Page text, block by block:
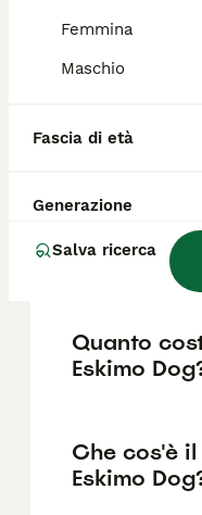
Femmina
Maschio
Fascia di età
Generazione
Salva ricerca
esercitato a
good pets?
Is a
husky?
Quanto
Eskimo
Che cos'è
Eskimo